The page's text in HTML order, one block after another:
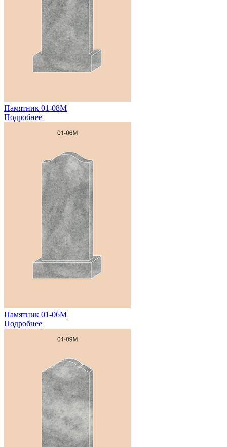
Памятник 01-08М
Подробнее
Памятник 01-06М
Подробнее